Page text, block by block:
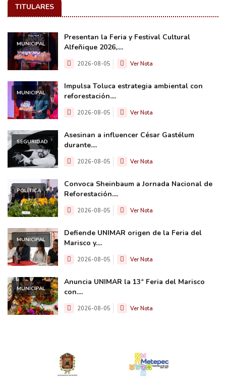
TITULARES
MUNICIPAL
Presentan la Feria y Festival Cultural
Alfeñique 2026,....
2026-08-05 Ver Nota
MUNICIPAL
Impulsa Toluca estrategia ambiental con
reforestación....
2026-08-05 Ver Nota
SEGURIDAD
Asesinan a influencer César Gastélum
durante....
2026-08-05 Ver Nota
POLÍTICA
Convoca Sheinbaum a Jornada Nacional de
Reforestación....
2026-08-05 Ver Nota
MUNICIPAL
Defiende UNIMAR origen de la Feria del
Marisco y....
2026-08-05 Ver Nota
MUNICIPAL
Anuncia UNIMAR la 13ª Feria del Marisco
con....
2026-08-05 Ver Nota